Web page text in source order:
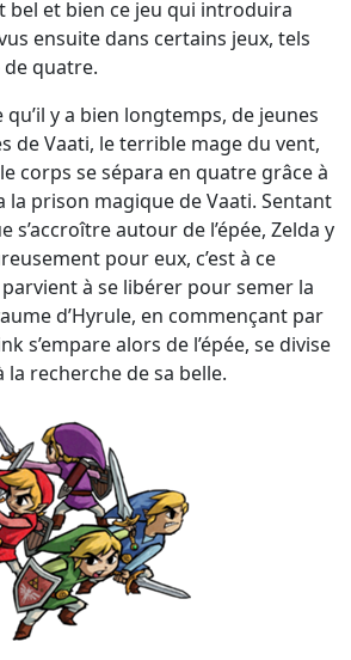
bel et bien ce jeu qui introduira
ensuite dans certains jeux, tels
de quatre.
y a bien longtemps, de jeunes
de Vaati, le terrible mage du vent,
corps se sépara en quatre grâce à
la prison magique de Vaati. Sentant
s’accroître autour de l’épée, Zelda y
pour eux, c’est à ce
à se libérer pour semer la
d’Hyrule, en commençant par
s’empare alors de l’épée, se divise
recherche de sa belle.